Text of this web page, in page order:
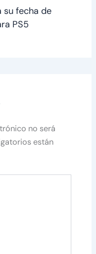
su fecha de
PS5
no será
están